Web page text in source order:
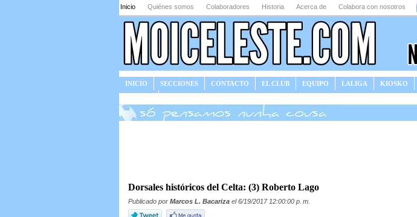
Inicio Quiénes somos Colaboradores Historia Acerca de Colabora con nosotros
INICIO SECCIONES CONTACTO EL CLUB EQUIPO LALIGA KIOSKO
Dorsales históricos del Celta: (3) Roberto Lago
Publicado por Marcos L. Bacariza el 6/19/2017 12:00:00 p. m.